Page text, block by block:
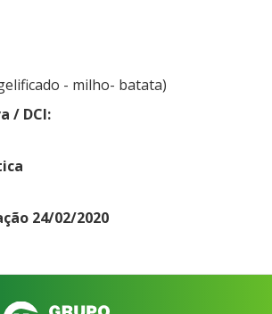
- milho- batata)
/ DCI
24/02/2020